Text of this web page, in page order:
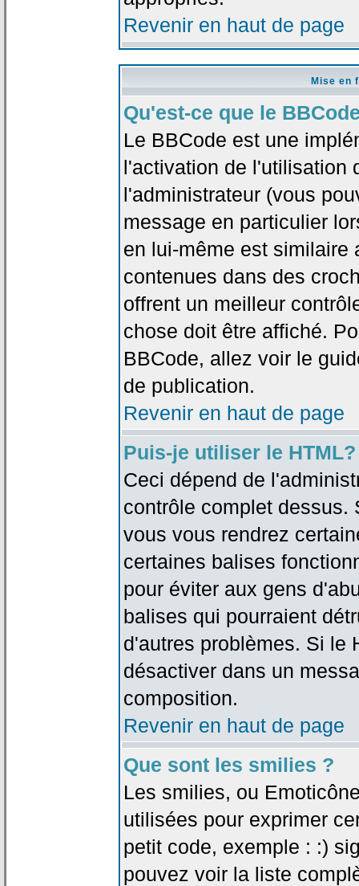
Revenir en haut de page
Mise en
Qu'est-ce que le
Le BBCode est une
l'activation de l'utilisation
l'administrateur (vous
message en particulier
en lui-même est similaire
contenues dans des
offrent un meilleur
chose doit être affiché.
BBCode, allez voir le
de publication.
Revenir en haut de page
Puis-je utiliser le HTML?
Ceci dépend de
contrôle complet dessus.
vous vous rendrez
certaines balises
pour éviter aux gens
balises qui pourraient
d'autres problèmes. Si le
désactiver dans un
composition.
Revenir en haut de page
Que sont les smilies ?
Les smilies, ou
utilisées pour exprimer
petit code, exemple : :)
pouvez voir la liste